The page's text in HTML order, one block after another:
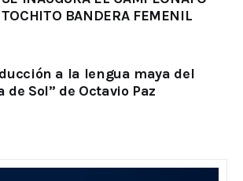
BANDERA FEMENIL
a la lengua maya del
de Sol” de Octavio Paz